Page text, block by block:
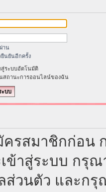
าน
ยืนยันอีกครั้ง
สู่ระบบอัตโนมัติ
สถานะการออนไลน์ของฉัน
รสมาชิกก่อน
าสู่ระบบ กรุณ
ส่วนตัว และก